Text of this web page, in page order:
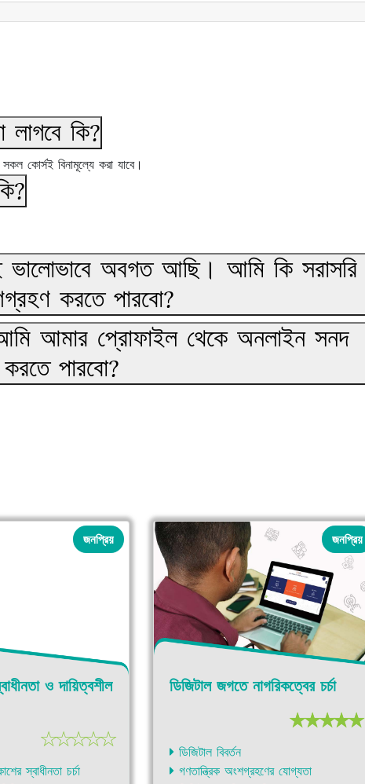
কি?
কোর্সই বিনামূল্যে করা যাবে।
অবগত আছি। আমি কি সরাসরি
করতে পারবো?
আমার প্রোফাইল থেকে অনলাইন সনদ
পারবো?
জনপ্রিয়
ও দায়িত্বশীল
☆
☆
☆
☆
☆
স্বাধীনতা চর্চা
জনপ্রিয়
ডিজিটাল জগতে নাগরিকত্বের চর্চা
☆
☆
☆
☆
☆
ডিজিটাল বিবর্তন
গণতান্ত্রিক অংশগ্রহণের যোগ্যতা